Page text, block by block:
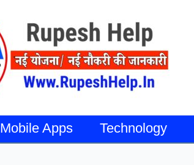
Mobile Apps Technology